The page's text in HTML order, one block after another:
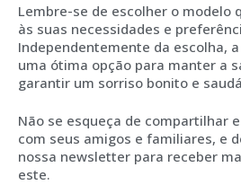
Lembre-se de escolher o modelo
às suas necessidades e
Independentemente da escolha,
uma ótima opção para manter a
garantir um sorriso bonito e
Não se esqueça de compartilhar
com seus amigos e familiares, e
nossa newsletter para receber
este.